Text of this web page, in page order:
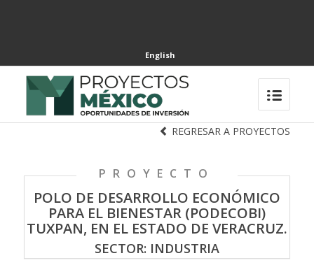
English
REGRESAR A PROYECTOS
PROYECTO
POLO DE DESARROLLO ECONÓMICO
PARA EL BIENESTAR (PODECOBI)
TUXPAN, EN EL ESTADO DE VERACRUZ.
SECTOR: INDUSTRIA